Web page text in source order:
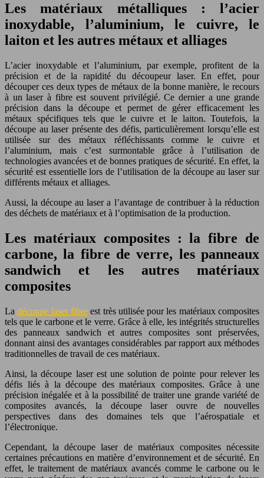
Les matériaux métalliques : l’acier
inoxydable, l’aluminium, le cuivre, le
laiton et les autres métaux et alliages
L’acier inoxydable et l’aluminium, par exemple, profitent de la
précision et de la rapidité du découpeur laser. En effet, pour
découper ces deux types de métaux de la bonne manière, le recours
à un laser à fibre est souvent privilégié. Ce dernier a une grande
précision dans la découpe et permet de gérer efficacement les
métaux spécifiques tels que le cuivre et le laiton. Toutefois, la
découpe au laser présente des défis, particulièrement lorsqu’elle est
utilisée sur des métaux réfléchissants comme le cuivre et
l’aluminium, mais c’est surmontable grâce à l’utilisation de
technologies avancées et de bonnes pratiques de sécurité. En effet, la
sécurité est essentielle lors de l’utilisation de la découpe au laser sur
différents métaux et alliages.
Aussi, la découpe au laser a l’avantage de contribuer à la réduction
des déchets de matériaux et à l’optimisation de la production.
Les matériaux composites : la fibre de
carbone, la fibre de verre, les panneaux
sandwich et les autres matériaux
composites
Ladécoupe laser fibreest très utilisée pour les matériaux composites
tels que le carbone et le verre. Grâce à elle, les intégrités structurelles
des panneaux sandwich et autres composites sont préservées,
donnant ainsi des avantages considérables par rapport aux méthodes
traditionnelles de travail de ces matériaux.
Ainsi, la découpe laser est une solution de pointe pour relever les
défis liés à la découpe des matériaux composites. Grâce à une
précision inégalée et à la possibilité de traiter une grande variété de
composites avancés, la découpe laser ouvre de nouvelles
perspectives dans des domaines tels que l’aérospatiale et
l’électronique.
Cependant, la découpe laser de matériaux composites nécessite
certaines précautions en matière d’environnement et de sécurité. En
effet, le traitement de matériaux avancés comme le carbone ou le